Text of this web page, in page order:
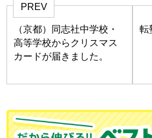
PREV
（京都）同志社中学校・
高等学校からクリスマス
カードが届きました。
転